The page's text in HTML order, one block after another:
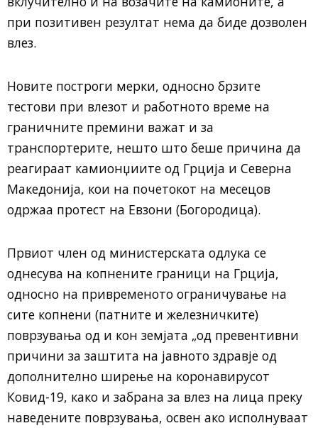
при позитивен резултат нема да биде дозволен
влез.
Новите построги мерки, односно брзите
тестови при влезот и работното време на
граничните премини важат и за
транспортерите, нешто што беше причина да
реагираат камионџиите од Грција и Северна
Македонија, кои на почетокот на месецов
одржаа протест на Евзони (Богородица).
Првиот член од министерската одлука се
однесува на копнените граници на Грција,
односно на привременото ограничување на
сите копнени (патните и железничките)
поврзувања од и кон земјата „од превентивни
причини за заштита на јавното здравје од
дополнително ширење на коронавирусот
Ковид-19, како и забрана за влез на лица преку
наведените поврзувања, освен ако исполнуваат